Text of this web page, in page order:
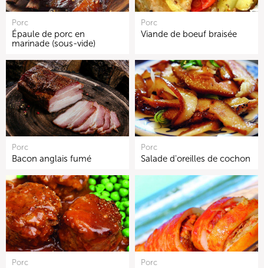
Porc
Épaule de porc en
marinade (sous-vide)
Porc
Viande de boeuf braisée
Porc
Bacon anglais fumé
Porc
Salade d'oreilles de cochon
Porc Porc